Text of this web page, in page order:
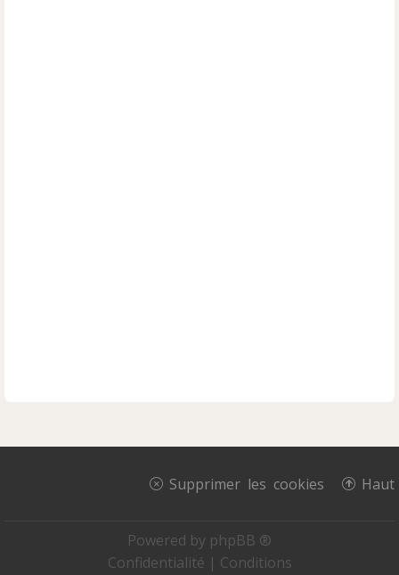
Haut
Supprimer les cookies
Powered by phpBB ®
Confidentialité | Conditions